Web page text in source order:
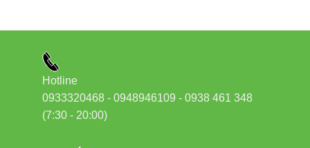
Hotline
0933320468 - 0948946109 - 0938 461 348
(7:30 - 20:00)